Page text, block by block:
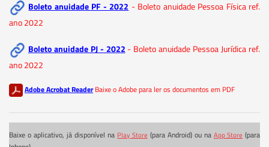
Boleto anuidade PF - 2022 - Boleto anuidade Pessoa Física ref.
ano 2022
Boleto anuidade PJ - 2022 - Boleto anuidade Pessoa Jurídica ref.
ano 2022
Adobe Acrobat Reader Baixe o Adobe para ler os documentos em PDF
Baixe o aplicativo, já disponível na Play Store (para Android) ou na App Store (para